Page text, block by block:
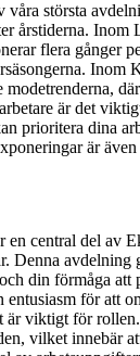
största
årstiderna. Inom
flera gånger
Inom
modetrenderna,
är det
prioritera dina
är även
en central del av
Denna avdelning
din förmåga att
entusiasm för att
är viktigt för
vilket innebär